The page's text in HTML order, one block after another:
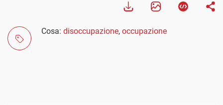
Cosa: disoccupazione, occupazione